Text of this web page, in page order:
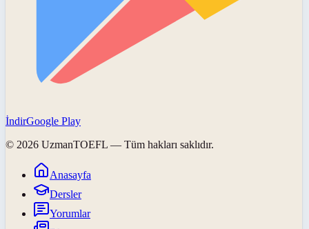
İndirGoogle Play
© 2026 UzmanTOEFL — Tüm hakları saklıdır.
Anasayfa
Dersler
Yorumlar